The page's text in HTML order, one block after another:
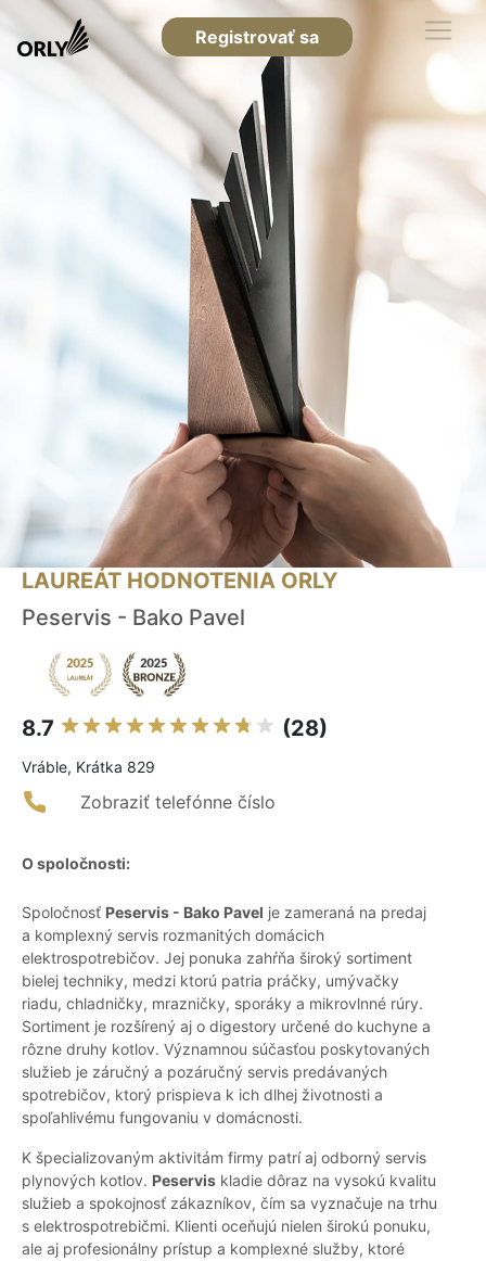
Registrovať sa
LAUREÁT HODNOTENIA ORLY
Peservis - Bako Pavel
8.7 (28)
Vráble, Krátka 829
Zobraziť telefónne číslo
O spoločnosti:
Spoločnosť Peservis - Bako Pavel je zameraná na predaj
a komplexný servis rozmanitých domácich
elektrospotrebičov. Jej ponuka zahŕňa široký sortiment
bielej techniky, medzi ktorú patria práčky, umývačky
riadu, chladničky, mrazničky, sporáky a mikrovlnné rúry.
Sortiment je rozšírený aj o digestory určené do kuchyne a
rôzne druhy kotlov. Významnou súčasťou poskytovaných
služieb je záručný a pozáručný servis predávaných
spotrebičov, ktorý prispieva k ich dlhej životnosti a
spoľahlivému fungovaniu v domácnosti.
K špecializovaným aktivitám firmy patrí aj odborný servis
plynových kotlov. Peservis kladie dôraz na vysokú kvalitu
služieb a spokojnosť zákazníkov, čím sa vyznačuje na trhu
s elektrospotrebičmi. Klienti oceňujú nielen širokú ponuku,
ale aj profesionálny prístup a komplexné služby, ktoré